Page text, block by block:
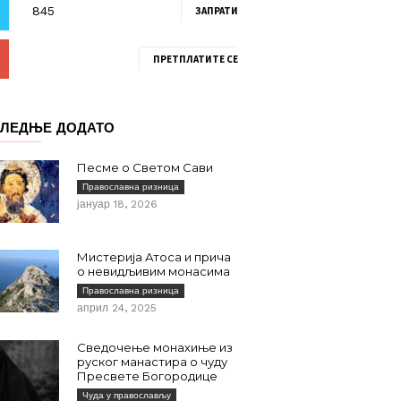
ЗАПРАТИ
ПРЕТПЛАТИТЕ СЕ
ДОДАТО
Песме о Светом Сави
Православна ризница
јануар 18, 2026
Мистерија Атоса и прича
о невидљивим монасима
Православна ризница
април 24, 2025
Сведочење монахиње из
руског манастира о чуду
Пресвете Богородице
Чуда у православљу